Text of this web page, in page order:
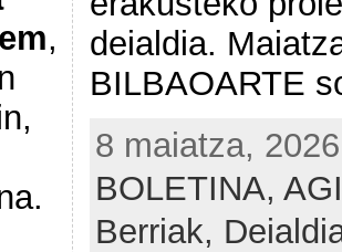
,
deialdia.
BILBAOARTE
8 maiatza,
BOLETINA,
Berriak,